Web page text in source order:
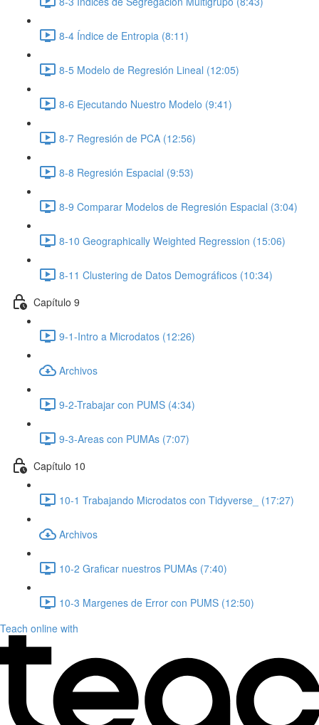
8-4 Índice de Entropia (8:11)
8-5 Modelo de Regresión Lineal (12:05)
8-6 Ejecutando Nuestro Modelo (9:41)
8-7 Regresión de PCA (12:56)
8-8 Regresión Espacial (9:53)
8-9 Comparar Modelos de Regresión Espacial (3:04)
8-10 Geographically Weighted Regression (15:06)
8-11 Clustering de Datos Demográficos (10:34)
Capítulo 9
9-1-Intro a Microdatos (12:26)
Archivos
9-2-Trabajar con PUMS (4:34)
9-3-Areas con PUMAs (7:07)
Capítulo 10
10-1 Trabajando Microdatos con Tidyverse_ (17:27)
Archivos
10-2 Graficar nuestros PUMAs (7:40)
10-3 Margenes de Error con PUMS (12:50)
Teach online with